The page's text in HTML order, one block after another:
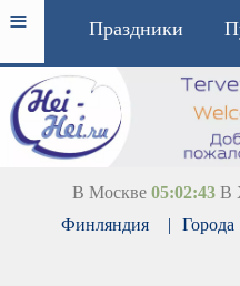
≡ Праздники
В Москве 05:02:43 В
Финляндия
| Города